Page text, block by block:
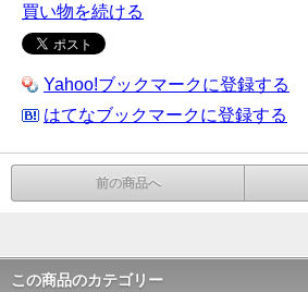
買い物を続ける
Yahoo!ブックマークに登録する
はてなブックマークに登録する
前の商品へ
この商品のカテゴリー